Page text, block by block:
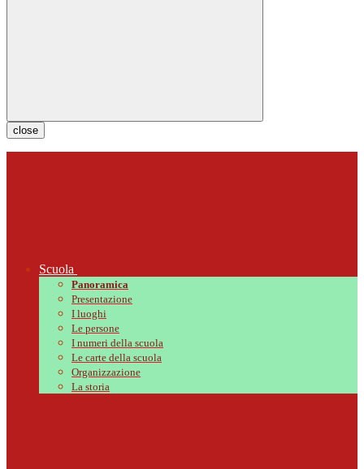
close
Scuola
Panoramica
Presentazione
I luoghi
Le persone
I numeri della scuola
Le carte della scuola
Organizzazione
La storia